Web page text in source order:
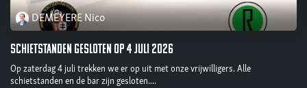
DEMEYERE Nico
Schietstanden gesloten op 4 juli 2026
Op zaterdag 4 juli trekken we er op uit met onze vrijwilligers. Alle
schietstanden en de bar zijn gesloten....